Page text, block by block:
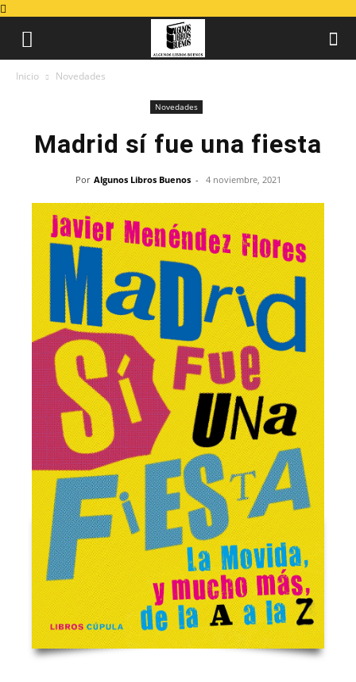
Inicio Novedades
Novedades
Madrid sí fue una fiesta
Por Algunos Libros Buenos - 4 noviembre, 2021